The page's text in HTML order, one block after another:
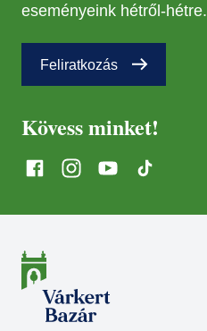
eseményeink hétről-hétre.
Feliratkozás
Kövess minket!